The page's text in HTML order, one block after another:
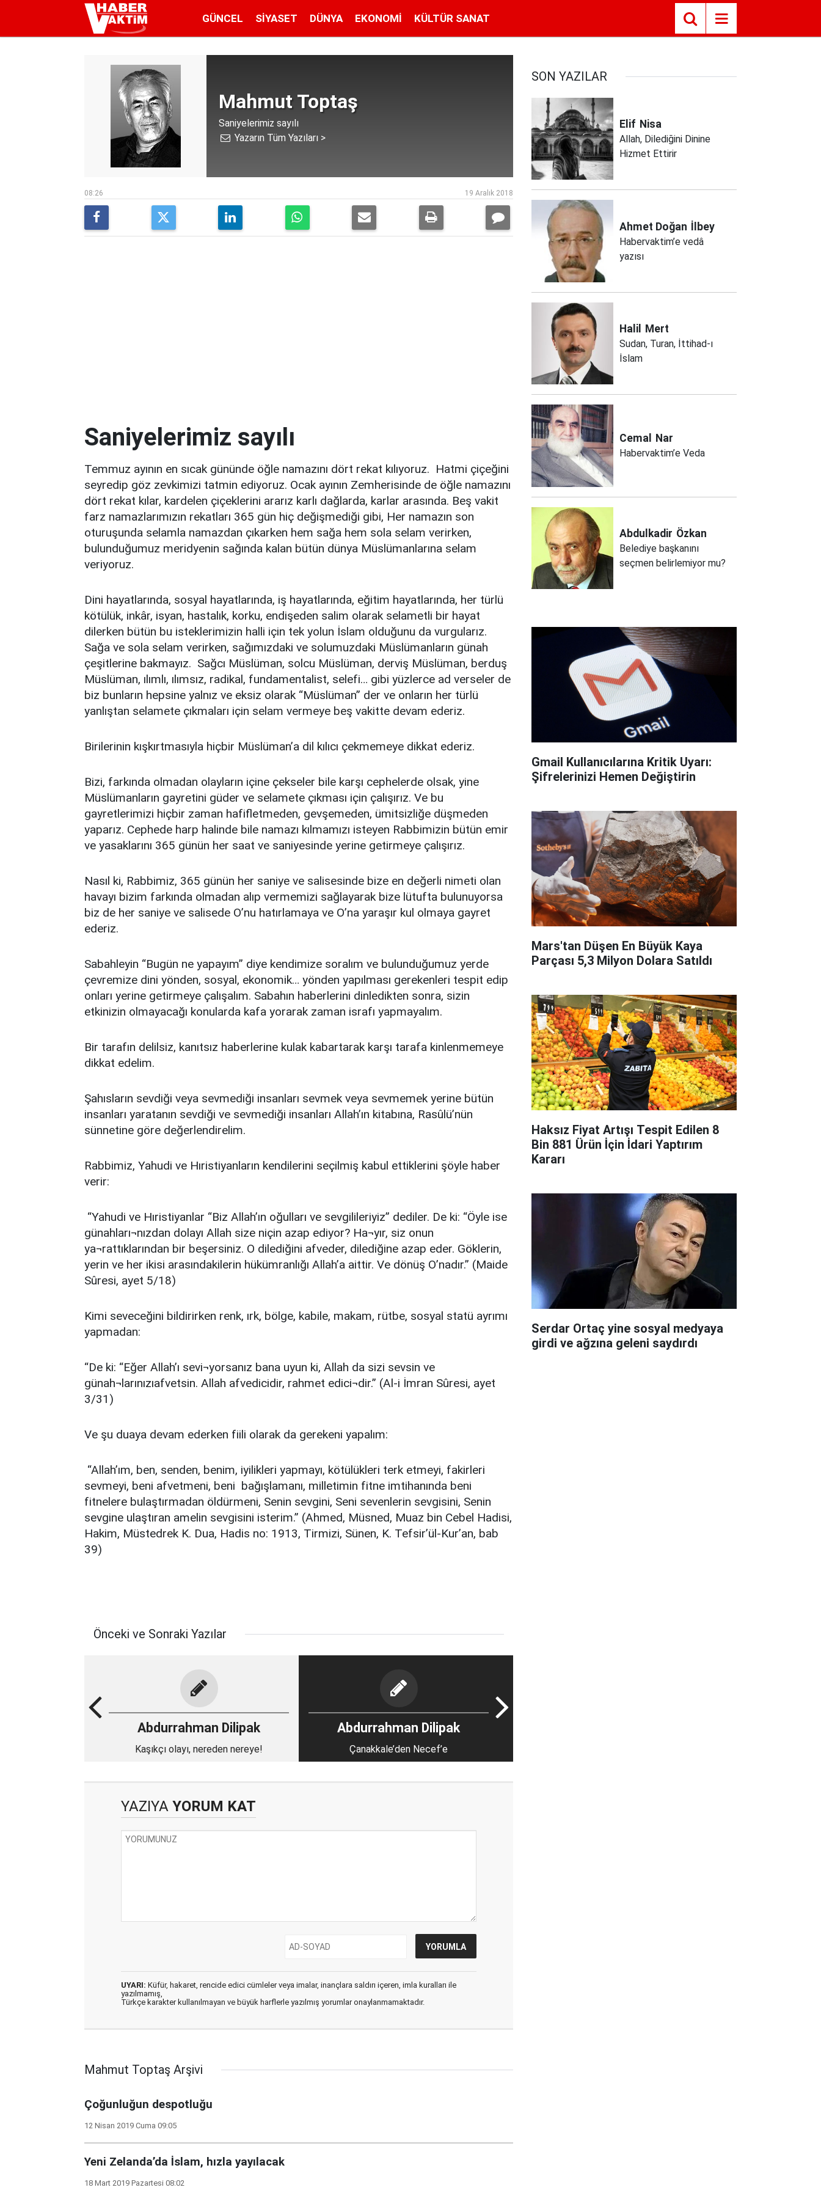
GÜNCEL SIYASET DÜNYA EKONOMI KÜLTÜR SANAT
Mahmut Toptaş
Saniyelerimiz sayılı
Yazarın Tüm Yazıları >
08:26 19 Aralık 2018
Saniyelerimiz sayılı
Temmuz ayının en sıcak gününde öğle namazını dört rekat kılıyoruz. Hatmi çiçeğini
seyredip göz zevkimizi tatmin ediyoruz. Ocak ayının Zemherisinde de öğle namazını
dört rekat kılar, kardelen çiçeklerini ararız karlı dağlarda, karlar arasında. Beş vakit
farz namazlarımızın rekatları 365 gün hiç değişmediği gibi, Her namazın son
oturuşunda selamla namazdan çıkarken hem sağa hem sola selam verirken,
bulunduğumuz meridyenin sağında kalan bütün dünya Müslümanlarına selam
veriyoruz.
Dini hayatlarında, sosyal hayatlarında, iş hayatlarında, eğitim hayatlarında, her türlü
kötülük, inkâr, isyan, hastalık, korku, endişeden salim olarak selametli bir hayat
dilerken bütün bu isteklerimizin halli için tek yolun İslam olduğunu da vurgularız.
Sağa ve sola selam verirken, sağımızdaki ve solumuzdaki Müslümanların günah
çeşitlerine bakmayız. Sağcı Müslüman, solcu Müslüman, derviş Müslüman, berduş
Müslüman, ılımlı, ılımsız, radikal, fundamentalist, selefi… gibi yüzlerce ad verseler de
biz bunların hepsine yalnız ve eksiz olarak “Müslüman” der ve onların her türlü
yanlıştan selamete çıkmaları için selam vermeye beş vakitte devam ederiz.
Birilerinin kışkırtmasıyla hiçbir Müslüman’a dil kılıcı çekmemeye dikkat ederiz.
Bizi, farkında olmadan olayların içine çekseler bile karşı cephelerde olsak, yine
Müslümanların gayretini güder ve selamete çıkması için çalışırız. Ve bu
gayretlerimizi hiçbir zaman hafifletmeden, gevşemeden, ümitsizliğe düşmeden
yaparız. Cephede harp halinde bile namazı kılmamızı isteyen Rabbimizin bütün emir
ve yasaklarını 365 günün her saat ve saniyesinde yerine getirmeye çalışırız.
Nasıl ki, Rabbimiz, 365 günün her saniye ve salisesinde bize en değerli nimeti olan
havayı bizim farkında olmadan alıp vermemizi sağlayarak bize lütufta bulunuyorsa
biz de her saniye ve salisede O’nu hatırlamaya ve O’na yaraşır kul olmaya gayret
ederiz.
Sabahleyin “Bugün ne yapayım” diye kendimize soralım ve bulunduğumuz yerde
çevremize dini yönden, sosyal, ekonomik… yönden yapılması gerekenleri tespit edip
onları yerine getirmeye çalışalım. Sabahın haberlerini dinledikten sonra, sizin
etkinizin olmayacağı konularda kafa yorarak zaman israfı yapmayalım.
Bir tarafın delilsiz, kanıtsız haberlerine kulak kabartarak karşı tarafa kinlenmemeye
dikkat edelim.
Şahısların sevdiği veya sevmediği insanları sevmek veya sevmemek yerine bütün
insanları yaratanın sevdiği ve sevmediği insanları Allah’ın kitabına, Rasûlü’nün
sünnetine göre değerlendirelim.
Rabbimiz, Yahudi ve Hıristiyanların kendilerini seçilmiş kabul ettiklerini şöyle haber
verir:
“Yahudi ve Hıristiyanlar “Biz Allah’ın oğulları ve sevgilileriyiz” dediler. De ki: “Öyle ise
günahları¬nızdan dolayı Allah size niçin azap ediyor? Ha¬yır, siz onun
ya¬rattıklarından bir beşersiniz. O dilediğini afveder, dilediğine azap eder. Göklerin,
yerin ve her ikisi arasındakilerin hükümranlığı Allah’a aittir. Ve dönüş O’nadır.” (Maide
Sûresi, ayet 5/18)
Kimi seveceğini bildirirken renk, ırk, bölge, kabile, makam, rütbe, sosyal statü ayrımı
yapmadan:
“De ki: “Eğer Allah’ı sevi¬yorsanız bana uyun ki, Allah da sizi sevsin ve
günah¬larınızıafvetsin. Allah afvedicidir, rahmet edici¬dir.” (Al-i İmran Sûresi, ayet
3/31)
Ve şu duaya devam ederken fiili olarak da gerekeni yapalım:
“Allah’ım, ben, senden, benim, iyilikleri yapmayı, kötülükleri terk etmeyi, fakirleri
sevmeyi, beni afvetmeni, beni bağışlamanı, milletimin fitne imtihanında beni
fitnelere bulaştırmadan öldürmeni, Senin sevgini, Seni sevenlerin sevgisini, Senin
sevgine ulaştıran amelin sevgisini isterim.” (Ahmed, Müsned, Muaz bin Cebel Hadisi,
Hakim, Müstedrek K. Dua, Hadis no: 1913, Tirmizi, Sünen, K. Tefsir’ül-Kur’an, bab
39)
Önceki ve Sonraki Yazılar
Abdurrahman Dilipak
Kaşıkçı olayı, nereden nereye!
Abdurrahman Dilipak
Çanakkale’den Necef’e
YAZIYA YORUM KAT
UYARI: Küfür, hakaret, rencide edici cümleler veya imalar, inançlara saldırı içeren, imla kuralları ile
yazılmamış,
Türkçe karakter kullanılmayan ve büyük harflerle yazılmış yorumlar onaylanmamaktadır.
Mahmut Toptaş Arşivi
Çoğunluğun despotluğu
12 Nisan 2019 Cuma 09:05
Yeni Zelanda’da İslam, hızla yayılacak
18 Mart 2019 Pazartesi 08:02
SON YAZILAR
Elif Nisa
Allah, Dilediğini Dinine
Hizmet Ettirir
Ahmet Doğan İlbey
Habervaktim’e vedâ
yazısı
Halil Mert
Sudan, Turan, İttihad-ı
İslam
Cemal Nar
Habervaktim’e Veda
Abdulkadir Özkan
Belediye başkanını
seçmen belirlemiyor mu?
Gmail Kullanıcılarına Kritik Uyarı:
Şifrelerinizi Hemen Değiştirin
Mars'tan Düşen En Büyük Kaya
Parçası 5,3 Milyon Dolara Satıldı
Haksız Fiyat Artışı Tespit Edilen 8
Bin 881 Ürün İçin İdari Yaptırım
Kararı
Serdar Ortaç yine sosyal medyaya
girdi ve ağzına geleni saydırdı